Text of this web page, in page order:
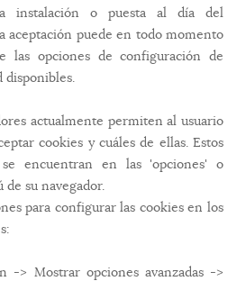
instalación o puesta al día del
aceptación puede en todo momento
las opciones de configuración de
disponibles.
actualmente permiten al usuario
cookies y cuáles de ellas. Estos
encuentran en las 'opciones' o
su navegador.
para configurar las cookies en los
-> Mostrar opciones avanzadas ->